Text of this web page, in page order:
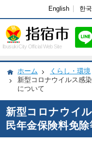
English 한
Ibusuki City Official Web Site
ホーム くらし・環境
新型コロナウイルス感
について
新型コロナウイ
民年金保険料免